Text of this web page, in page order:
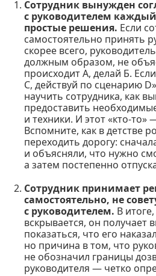
Сотрудник вынужден
с руководителем
простые решения. Если
самостоятельно принять
скорее всего,
должным образом, не
происходит А, делай Б.
C, действуй по сценарию
научить сотрудника, как
предоставить
и техники. И этот «кто-то»
Вспомните, как в детстве
переходить дорогу:
и объясняли, что нужно
а затем постепенно
Сотрудник принимает
самостоятельно, не
с руководителем. В
вскрывается, он получает
показаться, что его
но причина в том, что
не обозначил границы
руководителя — четко